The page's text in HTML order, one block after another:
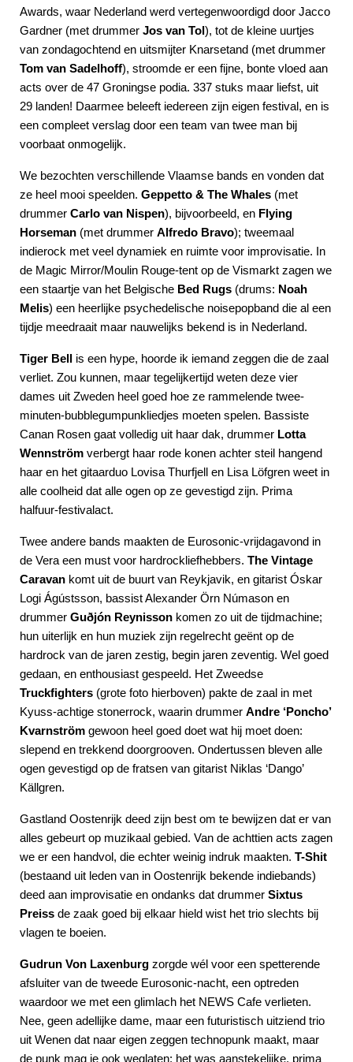
Awards, waar Nederland werd vertegenwoordigd door Jacco
Gardner (met drummer Jos van Tol), tot de kleine uurtjes
van zondagochtend en uitsmijter Knarsetand (met drummer
Tom van Sadelhoff), stroomde er een fijne, bonte vloed aan
acts over de 47 Groningse podia. 337 stuks maar liefst, uit
29 landen! Daarmee beleeft iedereen zijn eigen festival, en is
een compleet verslag door een team van twee man bij
voorbaat onmogelijk.
We bezochten verschillende Vlaamse bands en vonden dat
ze heel mooi speelden. Geppetto & The Whales (met
drummer Carlo van Nispen), bijvoorbeeld, en Flying
Horseman (met drummer Alfredo Bravo); tweemaal
indierock met veel dynamiek en ruimte voor improvisatie. In
de Magic Mirror/Moulin Rouge-tent op de Vismarkt zagen we
een staartje van het Belgische Bed Rugs (drums: Noah
Melis) een heerlijke psychedelische noisepopband die al een
tijdje meedraait maar nauwelijks bekend is in Nederland.
Tiger Bell is een hype, hoorde ik iemand zeggen die de zaal
verliet. Zou kunnen, maar tegelijkertijd weten deze vier
dames uit Zweden heel goed hoe ze rammelende twee-
minuten-bubblegumpunkliedjes moeten spelen. Bassiste
Canan Rosen gaat volledig uit haar dak, drummer Lotta
Wennström verbergt haar rode konen achter steil hangend
haar en het gitaarduo Lovisa Thurfjell en Lisa Löfgren weet in
alle coolheid dat alle ogen op ze gevestigd zijn. Prima
halfuur-festivalact.
Twee andere bands maakten de Eurosonic-vrijdagavond in
de Vera een must voor hardrockliefhebbers. The Vintage
Caravan komt uit de buurt van Reykjavik, en gitarist Óskar
Logi Ágústsson, bassist Alexander Örn Númason en
drummer Guðjón Reynisson komen zo uit de tijdmachine;
hun uiterlijk en hun muziek zijn regelrecht geënt op de
hardrock van de jaren zestig, begin jaren zeventig. Wel goed
gedaan, en enthousiast gespeeld. Het Zweedse
Truckfighters (grote foto hierboven) pakte de zaal in met
Kyuss-achtige stonerrock, waarin drummer Andre ‘Poncho’
Kvarnström gewoon heel goed doet wat hij moet doen:
slepend en trekkend doorgrooven. Ondertussen bleven alle
ogen gevestigd op de fratsen van gitarist Niklas ‘Dango’
Källgren.
Gastland Oostenrijk deed zijn best om te bewijzen dat er van
alles gebeurt op muzikaal gebied. Van de achttien acts zagen
we er een handvol, die echter weinig indruk maakten. T-Shit
(bestaand uit leden van in Oostenrijk bekende indiebands)
deed aan improvisatie en ondanks dat drummer Sixtus
Preiss de zaak goed bij elkaar hield wist het trio slechts bij
vlagen te boeien.
Gudrun Von Laxenburg zorgde wél voor een spetterende
afsluiter van de tweede Eurosonic-nacht, een optreden
waardoor we met een glimlach het NEWS Cafe verlieten.
Nee, geen adellijke dame, maar een futuristisch uitziend trio
uit Wenen dat naar eigen zeggen technopunk maakt, maar
de punk mag je ook weglaten: het was aanstekelijke, prima